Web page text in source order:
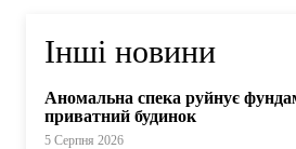
Інші новини
Аномальна спека руйнує
приватний будинок
5 Серпня 2026